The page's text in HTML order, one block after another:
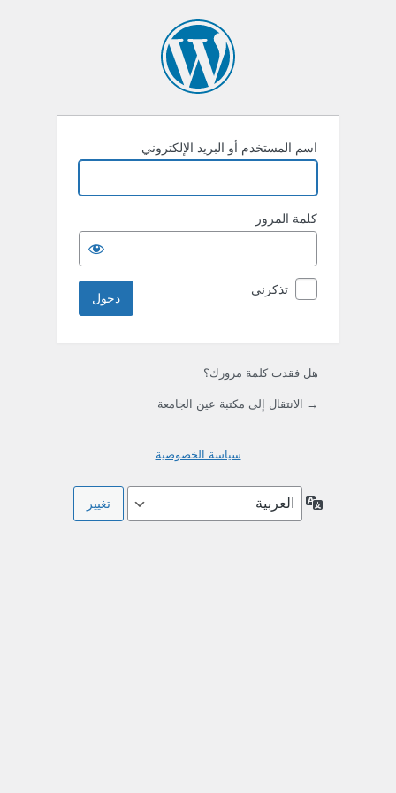
اسم المستخدم أو البريد الإلكتروني
كلمة المرور
تذكرني
هل فقدت كلمة مرورك؟
→ الانتقال إلى مكتبة عين الجامعة
سياسة الخصوصية
اللغة